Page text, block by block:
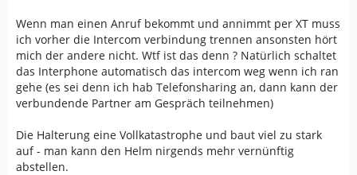
Wenn man einen Anruf bekommt und annimmt per XT muss
ich vorher die Intercom verbindung trennen ansonsten hört
mich der andere nicht. Wtf ist das denn ? Natürlich schaltet
das Interphone automatisch das intercom weg wenn ich ran
gehe (es sei denn ich hab Telefonsharing an, dann kann der
verbundende Partner am Gespräch teilnehmen)
Die Halterung eine Vollkatastrophe und baut viel zu stark
auf - man kann den Helm nirgends mehr vernünftig
abstellen.